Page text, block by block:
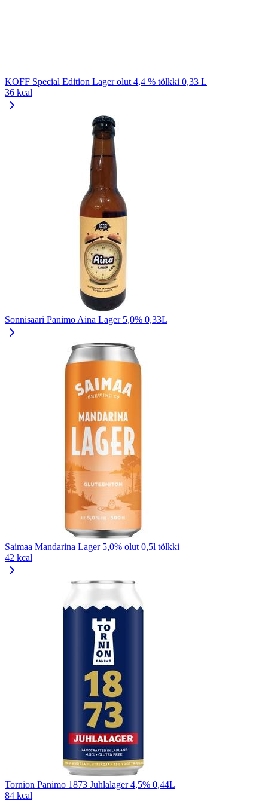
KOFF Special Edition Lager olut 4,4 % tölkki 0,33 L
36 kcal
Sonnisaari Panimo Aina Lager 5,0% 0,33L
Saimaa Mandarina Lager 5,0% olut 0,5l tölkki
42 kcal
Tornion Panimo 1873 Juhlalager 4,5% 0,44L
84 kcal